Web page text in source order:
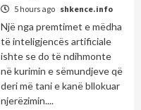
5 hours ago shkence.info
Një nga premtimet e mëdha
të inteligjencës artificiale
ishte se do të ndihmonte
në kurimin e sëmundjeve që
deri më tani e kanë bllokuar
njerëzimin....